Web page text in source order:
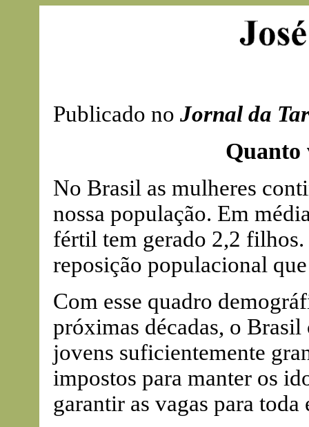
Publicado no Jornal da
Quanto
No Brasil as mulheres
nossa população. Em
fértil tem gerado 2,2 filhos.
reposição populacional
Com esse quadro
próximas décadas, o
jovens suficientemente
impostos para manter os
garantir as vagas para toda